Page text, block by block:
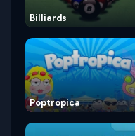
Billiards
Poptropica